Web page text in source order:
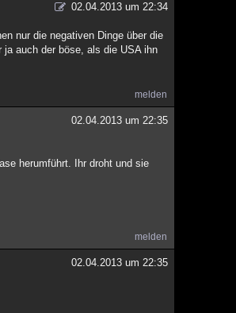
02.04.2013 um 22:34
nur die negativen Dinge über die
auch der böse, als die USA ihn
melden
02.04.2013 um 22:35
herumführt. Ihr droht und sie
melden
02.04.2013 um 22:35